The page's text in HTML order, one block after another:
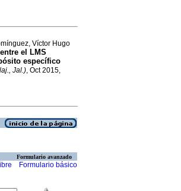
Víctor Hugo
el LMS
específico
Jal.), Oct 2015,
Formulario avanzado
Formulario básico